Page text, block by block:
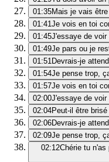
01:35Mais je vais
01:41Je vois en toi
01:45J'essaye de
01:49Je pars ou je
01:51Devrais-je
01:54Je pense trop,
01:57Je vois en toi
02:00J'essaye de
02:04Peut-il être
02:06Devrais-je
02:09Je pense trop,
02:12Chérie tu n'as